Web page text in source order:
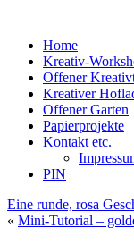
Home
Kreativ-
Offener
Kreativer
Offener Garten
Papierprojekte
Kontakt etc.
PIN
Eine runde, rosa
« Mini-Tutorial –